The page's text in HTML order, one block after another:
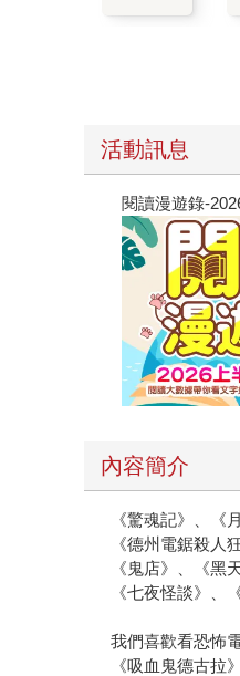
活動訊息
閱讀漫遊錄-
內容簡介
《驚魂記》、《
《德州電鋸殺人
《鬼店》、《黑
《七夜怪談》
我們喜歡看恐怖
《吸血鬼德古